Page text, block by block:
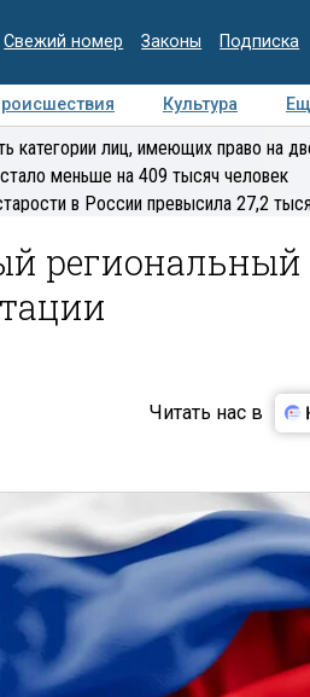
Свежий номер Законы Подписка
Культура
Интервью
категории лиц, имеющих право на
меньше на 409 тысяч человек
в России превысила 27,2
региональный
Читать нас в